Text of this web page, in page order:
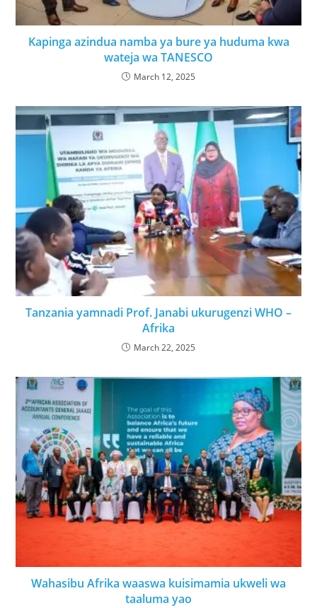
Kapinga azindua namba ya bure ya huduma kwa
wateja wa TANESCO
March 12, 2025
Tanzania yamnadi Prof. Janabi ukurugenzi WHO –
Afrika
March 22, 2025
Wahasibu Afrika waaswa kuisimamia ukweli wa
taaluma yao